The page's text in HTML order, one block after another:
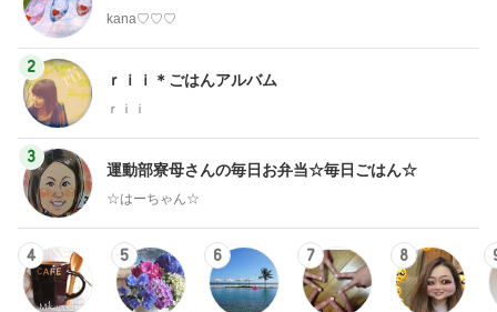
kana♡♡♡
2
ｒｉｉ＊ごはんアルバム
ｒｉｉ
3
運動部寮母さんの毎日お弁当☆毎日ごはん☆
☆はーちゃん☆
4 5 6 7 8